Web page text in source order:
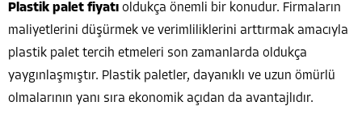
Plastik palet fiyatı oldukça önemli bir konudur. Firmaların
maliyetlerini düşürmek ve verimliliklerini arttırmak amacıyla
plastik palet tercih etmeleri son zamanlarda oldukça
yaygınlaşmıştır. Plastik paletler, dayanıklı ve uzun ömürlü
olmalarının yanı sıra ekonomik açıdan da avantajlıdır.